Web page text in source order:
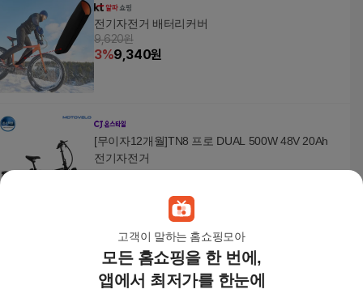
고객이 말하는 홈쇼핑모아
모든 홈쇼핑을 한 번에,
앱에서 최저가를 한눈에
전기자전거 배터리커버
9,620원
3%9,340원
[무이자12개월]TN8 프로 DUAL 500W 48V 20Ah
전기자전거
AU테크 스카닉 트라이크16 TRIKE 실버 여성용 주
부 세발 삼륜 전동 전기자전거
1,249,000 원